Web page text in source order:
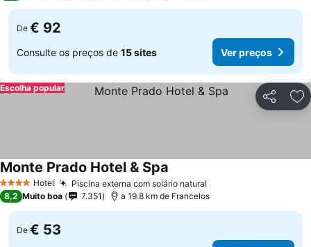
De € 92
Consulte os preços de 15 sites Ver preços
Partilhar
Escolha popular
4 EstrelasHotel Piscina externa com solário natural
Monte Prado Hotel & Spa
8,2 Muito boa 7.351 a 19.8 km de Francelos
De € 53